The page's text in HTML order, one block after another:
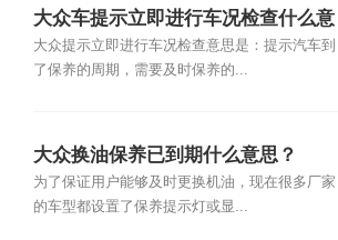
大众车提示立即进行车况检查什么意
思？
大众提示立即进行车况检查意思是：提示汽车到
了保养的周期，需要及时保养的...
大众换油保养已到期什么意思？
为了保证用户能够及时更换机油，现在很多厂家
的车型都设置了保养提示灯或显...